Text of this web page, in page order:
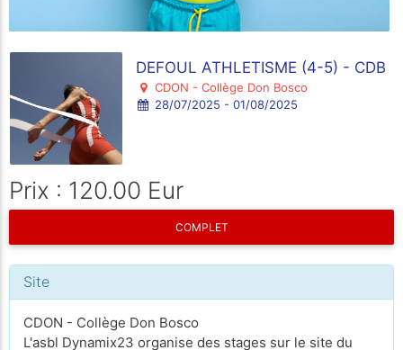
DEFOUL ATHLETISME (4-5) - CDB
CDON - Collège Don Bosco
28/07/2025 - 01/08/2025
Prix : 120.00 Eur
COMPLET
Site
CDON - Collège Don Bosco
L'asbl Dynamix23 organise des stages sur le site du